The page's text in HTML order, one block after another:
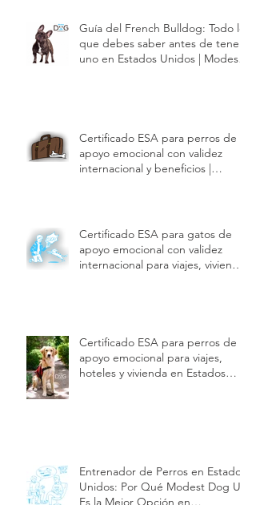
Guía del French Bulldog: Todo lo
que debes saber antes de tener
uno en Estados Unidos | Modest
Certificado ESA para perros de
apoyo emocional con validez
internacional y beneficios |
Certificado ESA para gatos de
apoyo emocional con validez
internacional para viajes, vivienda
Certificado ESA para perros de
apoyo emocional para viajes,
hoteles y vivienda en Estados
Entrenador de Perros en Estados
Unidos: Por Qué Modest Dog US
Es la Mejor Opción en